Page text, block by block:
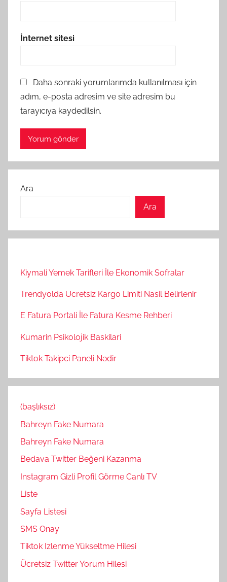
İnternet sitesi
Daha sonraki yorumlarımda kullanılması için
adım, e-posta adresim ve site adresim bu
tarayıcıya kaydedilsin.
Ara
Ara
Kiymali Yemek Tarifleri İle Ekonomik Sofralar
Trendyolda Ucretsiz Kargo Limiti Nasil Belirlenir
E Fatura Portali İle Fatura Kesme Rehberi
Kumarin Psikolojik Baskilari
Tiktok Takipci Paneli Nədir
(başlıksız)
Bahreyn Fake Numara
Bahreyn Fake Numara
Bedava Twitter Beğeni Kazanma
Instagram Gizli Profil Görme Canlı TV
Liste
Sayfa Listesi
SMS Onay
Tiktok Izlenme Yükseltme Hilesi
Ücretsiz Twitter Yorum Hilesi